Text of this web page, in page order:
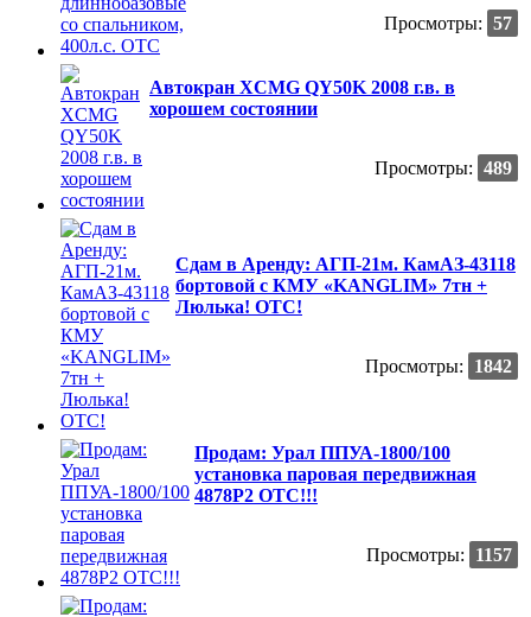
Просмотры: 57
Автокран XCMG QY50K 2008 г.в. в
хорошем состоянии
Просмотры: 489
Сдам в Аренду: АГП-21м. КамАЗ-43118
бортовой с КМУ «KANGLIM» 7тн +
Люлька! ОТС!
Просмотры: 1842
Продам: Урал ППУА-1800/100
установка паровая передвижная
4878Р2 ОТС!!!
Просмотры: 1157